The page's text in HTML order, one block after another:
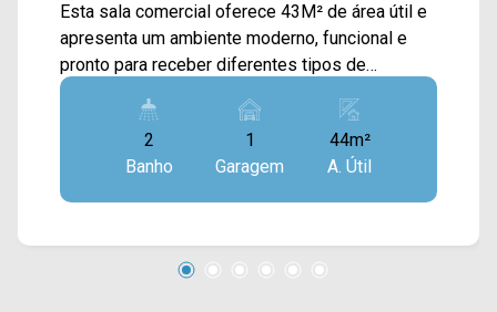
Esta sala comercial oferece 43M² de área útil e
apresenta um ambiente moderno, funcional e
pronto para receber diferentes tipos de
negócios, sendo uma excelente opção para
consultórios, escritórios, profissionais liberais e
empresas que buscam um espaço de qualidade
em condomínio comercial. O imóvel dispõe de
uma ampla sala com excelente aproveitamento
iluminação, proporcionando um ambiente
agradável para atendimento ao público ou para o
2
Banho
1
Garagem
44m²
A. Útil